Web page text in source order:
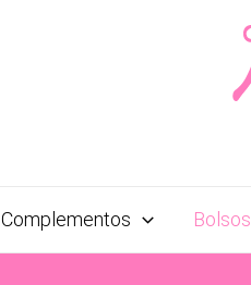
Complementos Bolsos